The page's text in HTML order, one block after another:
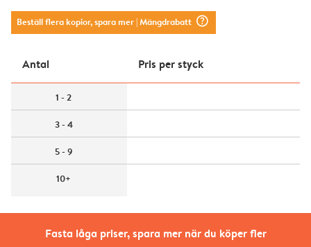
Fasta låga priser, spara mer när du köper fler
Beställ flera kopior, spara mer| Mängdrabatt question_mark_circle
Antal Pris per styck
1 - 2
3 - 4
5 - 9
10+